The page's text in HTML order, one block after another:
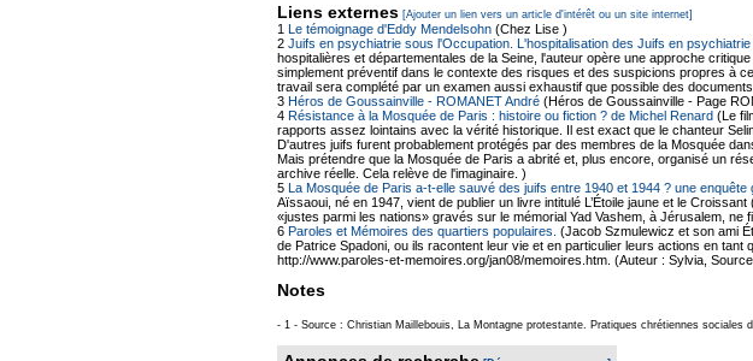
Liens externes [Ajouter un lien vers un article d'intérêt ou un site internet]
1 Le témoignage d'Eddy Mendelsohn (Chez Lise )
2 Juifs en psychiatrie sous l'Occupation. L'hospitalisation des Juifs en
hospitalières et départementales de la Seine, l'auteur opère une approche
simplement préventif dans le contexte des risques et des suspicions propres à
travail sera complété par un examen aussi exhaustif que possible des
3 Héros de Goussainville - ROMANET André (Héros de Goussainville - Page
4 Résistance à la Mosquée de Paris : histoire ou fiction ? de Michel Renard (Le
rapports assez lointains avec la vérité historique. Il est exact que le chanteur
D'autres juifs furent probablement protégés par des membres de la Mosquée
Mais prétendre que la Mosquée de Paris a abrité et, plus encore, organisé un
archive réelle. Cela relève de l'imaginaire. )
5 La Mosquée de Paris a-t-elle sauvé des juifs entre 1940 et 1944 ? une
Aïssaoui, né en 1947, vient de publier un livre intitulé L’Étoile jaune et le
«justes parmi les nations» gravés sur le mémorial Yad Vashem, à Jérusalem, ne
6 Paroles et Mémoires des quartiers populaires. (Jacob Szmulewicz et son ami
de Patrice Spadoni, ou ils racontent leur vie et en particulier leurs actions en
http://www.paroles-et-memoires.org/jan08/memoires.htm. (Auteur : Sylvia,
Notes
- 1 - Source : Christian Maillebouis, La Montagne protestante. Pratiques chrétiennes sociales